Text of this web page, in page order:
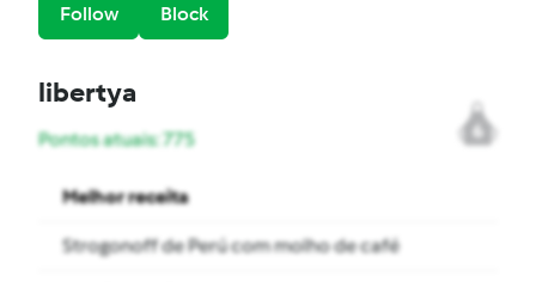
Follow Block
libertya
6
Pontos atuais: 775
Melhor receita
Strogonoff de Perú com molho de café